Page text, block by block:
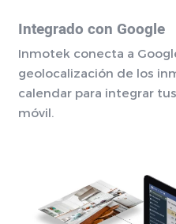
Integrado con Google
Inmotek conecta a
geolocalización de los
calendar para integrar
móvil.